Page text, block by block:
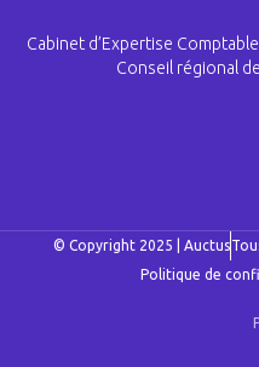
Cabinet d’Expertise
Conseil régional
© Copyright 2025 | Auctus
Politique de